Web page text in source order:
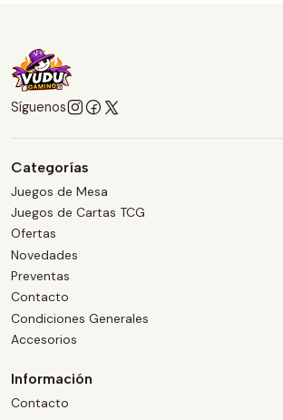
Síguenos
Categorías
Juegos de Mesa
Juegos de Cartas TCG
Ofertas
Novedades
Preventas
Contacto
Condiciones Generales
Accesorios
Información
Contacto